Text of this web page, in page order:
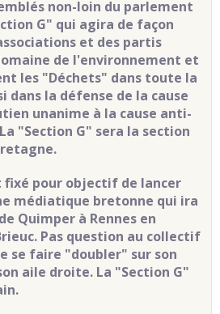
non-loin du parlement
G" qui agira de façon
et des partis
de l'environnement et
les "Déchets" dans toute la
dans la défense de la cause
unanime à la cause anti-
La "Section G" sera la section
fixé pour objectif de lancer
médiatique bretonne qui ira
Quimper à Rennes en
Pas question au collectif
se faire "doubler" sur son
aile droite. La "Section G"